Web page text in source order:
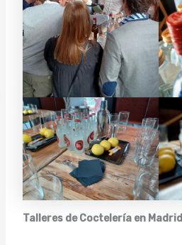
Talleres de Coctelería en Madrid